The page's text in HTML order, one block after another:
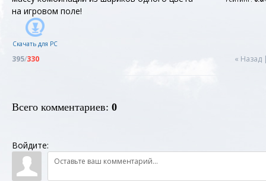
на игровом поле!
Скачать для PC
« Назад
395/330
Всего комментариев: 0
Войдите: